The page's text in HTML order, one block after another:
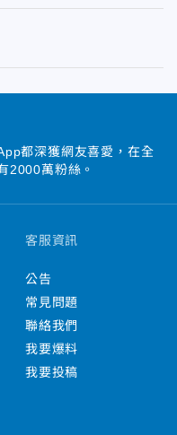
都深獲網友喜愛，在全
2000萬粉絲。
客服資訊
公告
常見問題
聯絡我們
我要爆料
我要投稿